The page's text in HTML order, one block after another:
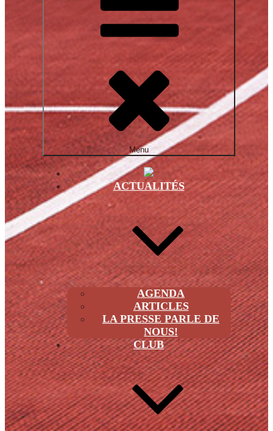
Menu
ACTUALITÉS
AGENDA
ARTICLES
LA PRESSE PARLE DE
NOUS!
CLUB